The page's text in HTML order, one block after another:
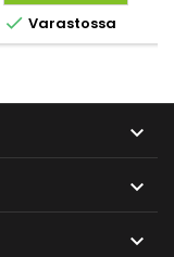
 Varastossa


